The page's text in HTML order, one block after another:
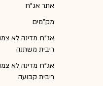
אתר אג"ח
מק"מים
אג"ח מדינה לא
ריבית משתנה
אג"ח מדינה לא
ריבית קבועה